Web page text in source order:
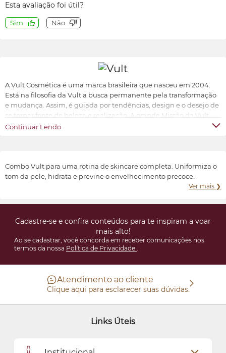
Esta avaliação foi útil?
Sim Não
A Vult Cosmética é uma marca brasileira que nasceu em 2004.
Está na filosofia da Vult a busca permanente pela transformação
e mudança. Assim, é guiada por tendências, design e o desejo de
se tornar fonte de beleza e realização. A grande Missão da Vult
Cosmética é oferecer ao universo feminino a possibilidade de ter
Continuar Lendo
Combo Vult para uma rotina de skincare completa. Uniformiza o
tom da pele, hidrata e previne o envelhecimento precoce.
Ver mais ❯
Cadastre-se e confira conteúdos para te inspiram a voar
mais alto!
Ao se cadastrar, você concorda em receber comunicações nos
termos da nossa Política de Privacidade .
Atendimento ao cliente
Clique aqui para esclarecer suas dúvidas.
Links Úteis